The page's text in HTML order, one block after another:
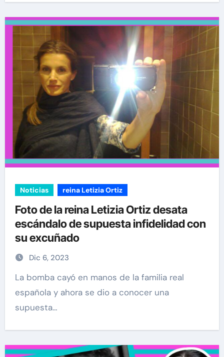
Noticias reina Letizia Ortiz
Foto de la reina Letizia Ortiz desata
escándalo de supuesta infidelidad con
su excuñado
Dic 6, 2023
La bomba cayó en manos de la familia real
española y ahora se dio a conocer una
supuesta…